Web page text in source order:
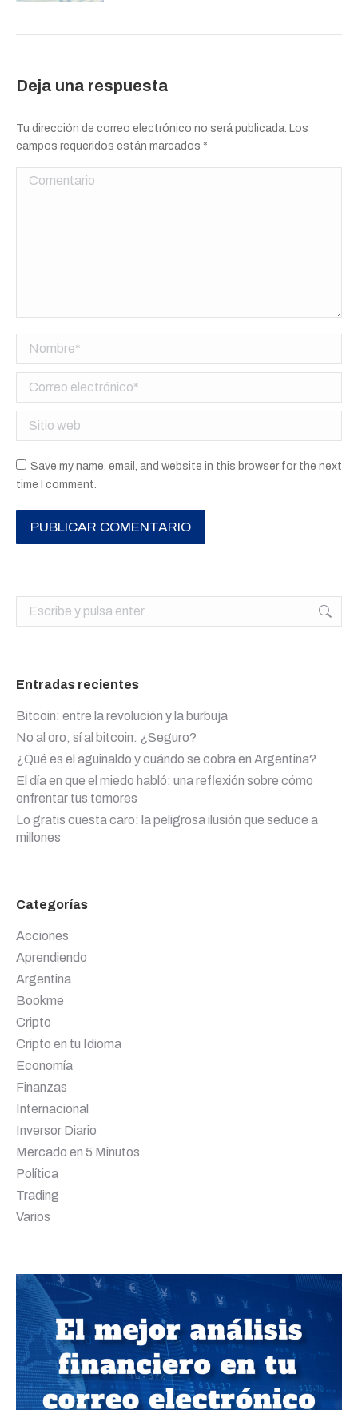
Deja una respuesta
Tu dirección de correo electrónico no será publicada. Los
campos requeridos están marcados *
Comentario
Nombre *
Correo electrónico *
Sitio web
Save my name, email, and website in this browser for the next
time I comment.
PUBLICAR COMENTARIO
Buscar:
Entradas recientes
Bitcoin: entre la revolución y la burbuja
No al oro, sí al bitcoin. ¿Seguro?
¿Qué es el aguinaldo y cuándo se cobra en Argentina?
El día en que el miedo habló: una reflexión sobre cómo
enfrentar tus temores
Lo gratis cuesta caro: la peligrosa ilusión que seduce a
millones
Categorías
Acciones
Aprendiendo
Argentina
Bookme
Cripto
Cripto en tu Idioma
Economía
Finanzas
Internacional
Inversor Diario
Mercado en 5 Minutos
Política
Trading
Varios